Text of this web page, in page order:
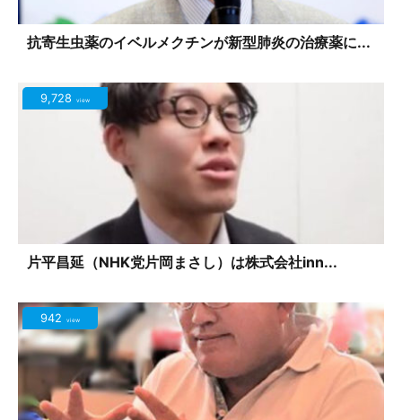
抗寄生虫薬のイベルメクチンが新型肺炎の治療薬に...
9,728 view
片平昌延（NHK党片岡まさし）は株式会社inn...
942 view